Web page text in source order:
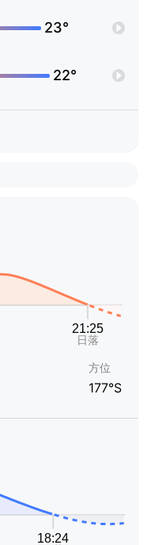
23°
22°
方位
177°S